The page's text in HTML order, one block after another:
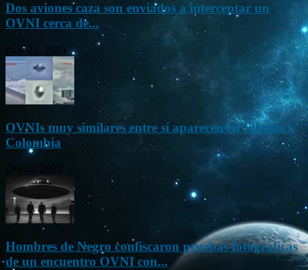
Dos aviones caza son enviados a interceptar un
OVNI cerca de...
Nov 22, 2023
OVNIs muy similares entre sí aparecen en Florida y
Colombia
Oct 23, 2023
Hombres de Negro confiscaron pruebas fotográficas
de un encuentro OVNI con...